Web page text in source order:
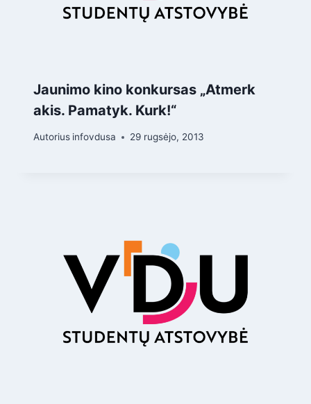
Jaunimo kino konkursas „Atmerk
akis. Pamatyk. Kurk!“
Autorius infovdusa 29 rugsėjo, 2013